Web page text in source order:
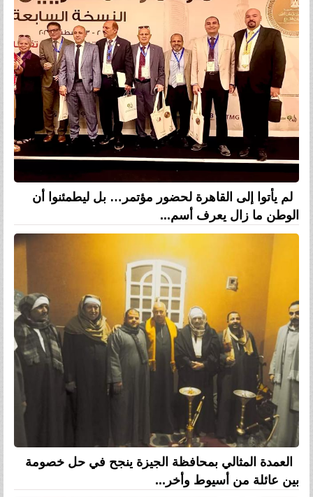
لم يأتوا إلى القاهرة لحضور مؤتمر… بل ليطمئنوا أن
الوطن ما زال يعرف أسم...
العمدة المثالي بمحافظة الجيزة ينجح في حل خصومة
بين عائلة من أسيوط وأخر...